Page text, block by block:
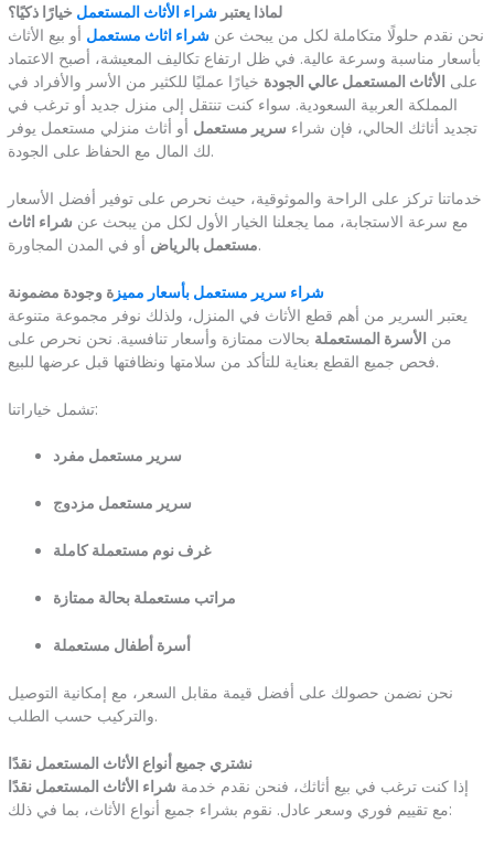
لماذا يعتبر شراء الأثاث المستعمل خيارًا ذكيًا؟
نحن نقدم حلولًا متكاملة لكل من يبحث عن شراء اثاث مستعمل أو بيع الأثاث
بأسعار مناسبة وسرعة عالية. في ظل ارتفاع تكاليف المعيشة، أصبح الاعتماد
على الأثاث المستعمل عالي الجودة خيارًا عمليًا للكثير من الأسر والأفراد في
المملكة العربية السعودية. سواء كنت تنتقل إلى منزل جديد أو ترغب في
تجديد أثاثك الحالي، فإن شراء سرير مستعمل أو أثاث منزلي مستعمل يوفر
لك المال مع الحفاظ على الجودة.
خدماتنا تركز على الراحة والموثوقية، حيث نحرص على توفير أفضل الأسعار
مع سرعة الاستجابة، مما يجعلنا الخيار الأول لكل من يبحث عن شراء اثاث
مستعمل بالرياضأو في المدن المجاورة.
شراء سرير مستعمل بأسعار مميز ة وجودة مضمونة
يعتبر السرير من أهم قطع الأثاث في المنزل، ولذلك نوفر مجموعة متنوعة
من الأسرة المستعملة بحالات ممتازة وأسعار تنافسية. نحن نحرص على
فحص جميع القطع بعناية للتأكد من سلامتها ونظافتها قبل عرضها للبيع.
تشمل خياراتنا:
سرير مستعمل مفرد
سرير مستعمل مزدوج
غرف نوم مستعملة كاملة
مراتب مستعملة بحالة ممتازة
أسرة أطفال مستعملة
نحن نضمن حصولك على أفضل قيمة مقابل السعر، مع إمكانية التوصيل
والتركيب حسب الطلب.
نشتري جميع أنواع الأثاث المستعمل نقدًا
إذا كنت ترغب في بيع أثاثك، فنحن نقدم خدمة شراء الأثاث المستعمل نقدًا
مع تقييم فوري وسعر عادل. نقوم بشراء جميع أنواع الأثاث، بما في ذلك: